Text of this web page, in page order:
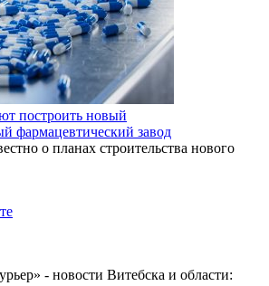
построить новый
фармацевтический завод
о планах строительства нового
- новости Витебска и области: